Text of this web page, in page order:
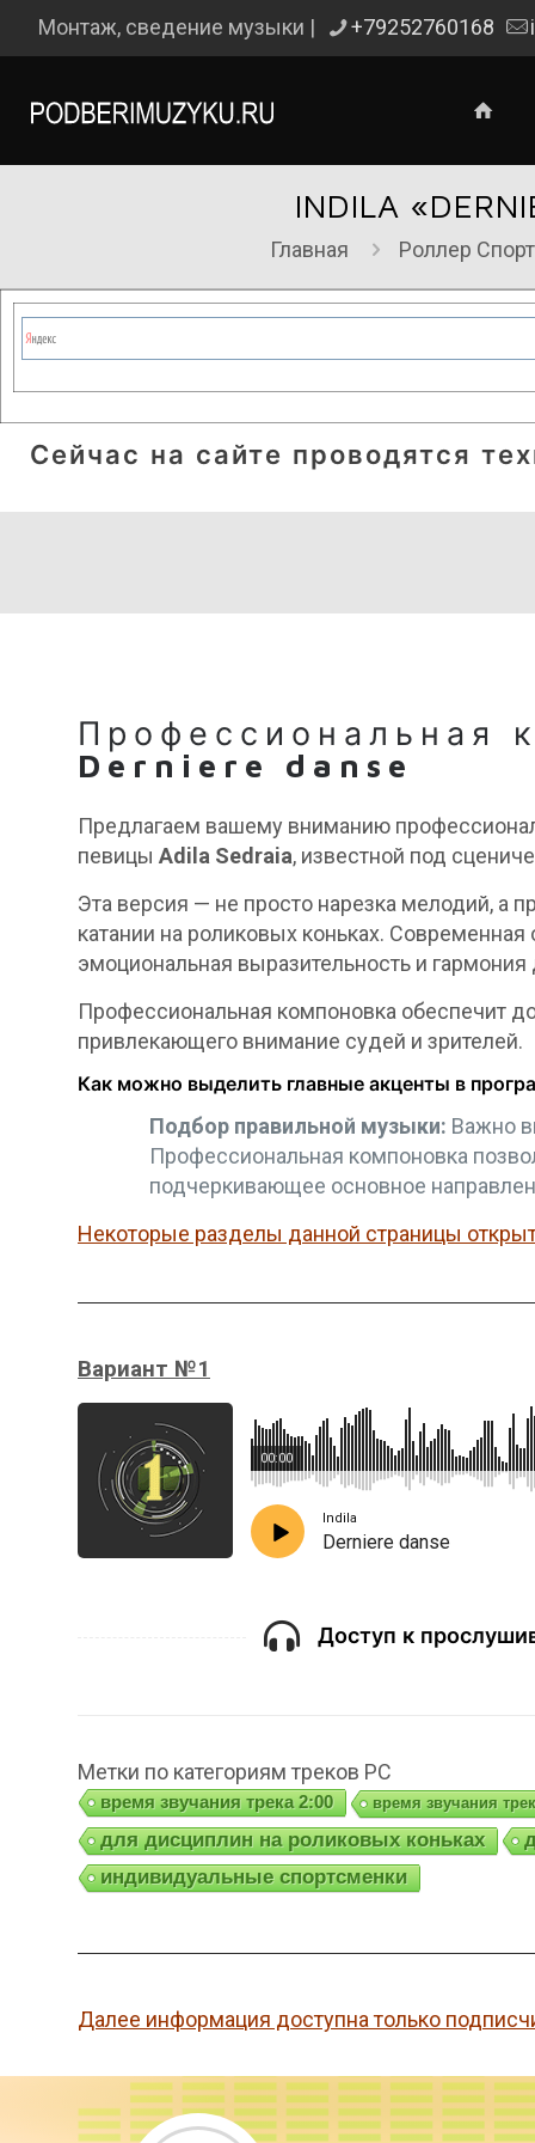
Монтаж, сведение музыки | +79252760168
INDILA
Главная Роллер Спорт
Сейчас на сайте проводятся
Профессиональная
Derniere danse
Предлагаем вашему вниманию
певицы Adila Sedraia, известной под
Эта версия — не просто нарезка мелодий, а
катании на роликовых коньках.
эмоциональная выразительность и
Профессиональная компоновка обеспечит
привлекающего внимание судей и зрителей.
Как можно выделить главные акценты в
Подбор правильной музыки: Важно
Профессиональная компоновка
подчеркивающее основное
Некоторые разделы данной страницы
Вариант №1
00:00
Indila
Derniere danse
Доступ к
Метки по категориям треков РС
время звучания трека 2:00 время звучания
для дисциплин на роликовых коньках
индивидуальные спортсменки
Далее информация доступна только